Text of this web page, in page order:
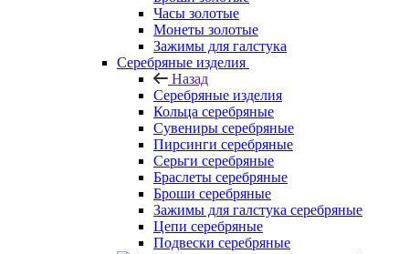
Часы золотые
Монеты золотые
Зажимы для галстука
Серебряные изделия
Назад
Серебряные изделия
Кольца серебряные
Сувениры серебряные
Пирсинги серебряные
Серьги серебряные
Браслеты серебряные
Броши серебряные
Зажимы для галстука серебряные
Цепи серебряные
Подвески серебряные